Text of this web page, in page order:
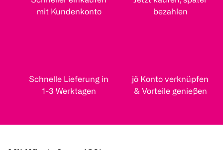
mit Kundenkonto
bezahlen
Schnelle Lieferung in
1-3 Werktagen
jö Konto verknüpfen
& Vorteile genießen